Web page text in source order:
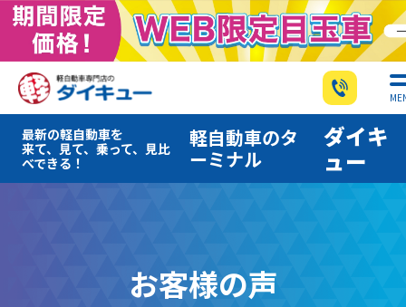
最新の軽自動車を
来て、見て、乗って、見比
べできる！
軽自動車のタ
ーミナル
ダイキ
ュー
お客様の声